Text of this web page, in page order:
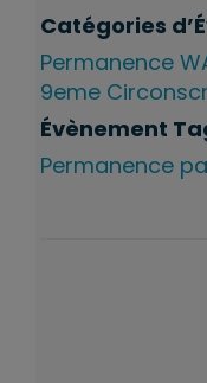
Catégories
Permanence
9eme
Évènement
Permanence